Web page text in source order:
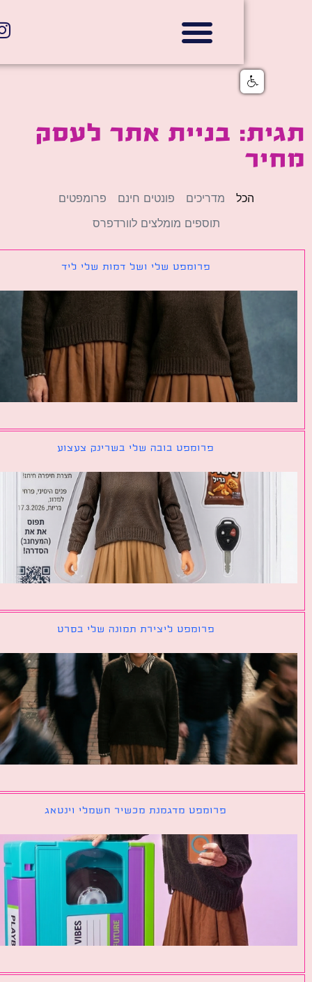
בניית אתר לעסק
מדריכים פונטים חינם
פרומפטים
תוספים מומלצים לוורדפרס
פרומפט שלי ושל דמות שלי ליד
פרומפט בובה שלי בשרינק צעצוע
פרומפט ליצירת תמונה שלי בסרט
פרומפט מדגמנת מכשיר חשמלי וינטאג